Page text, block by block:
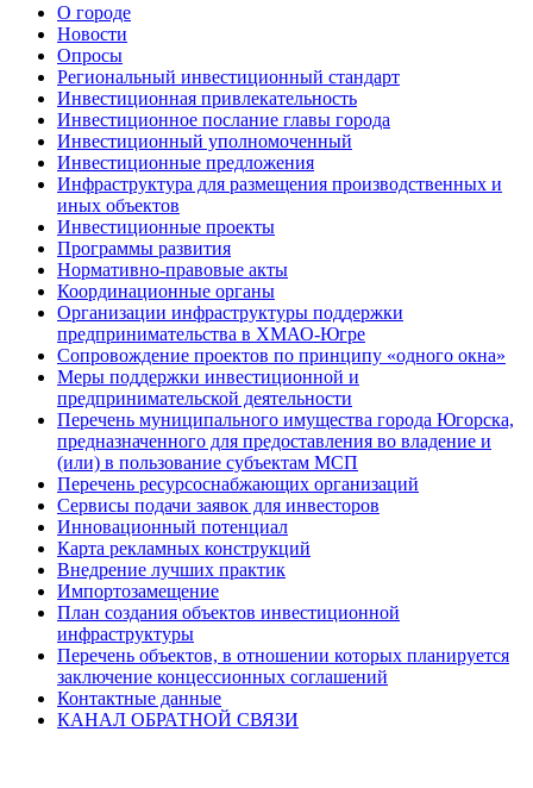
О городе
Новости
Опросы
Региональный инвестиционный стандарт
Инвестиционная привлекательность
Инвестиционное послание главы города
Инвестиционный уполномоченный
Инвестиционные предложения
Инфраструктура для размещения производственных и
иных объектов
Инвестиционные проекты
Программы развития
Нормативно-правовые акты
Координационные органы
Организации инфраструктуры поддержки
предпринимательства в ХМАО-Югре
Сопровождение проектов по принципу «одного окна»
Меры поддержки инвестиционной и
предпринимательской деятельности
Перечень муниципального имущества города Югорска,
предназначенного для предоставления во владение и
(или) в пользование субъектам МСП
Перечень ресурсоснабжающих организаций
Сервисы подачи заявок для инвесторов
Инновационный потенциал
Карта рекламных конструкций
Внедрение лучших практик
Импортозамещение
План создания объектов инвестиционной
инфраструктуры
Перечень объектов, в отношении которых планируется
заключение концессионных соглашений
Контактные данные
КАНАЛ ОБРАТНОЙ СВЯЗИ